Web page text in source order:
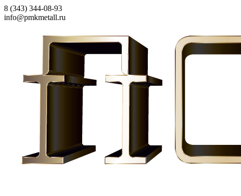
8 (343) 344-08-93
info@pmkmetall.ru